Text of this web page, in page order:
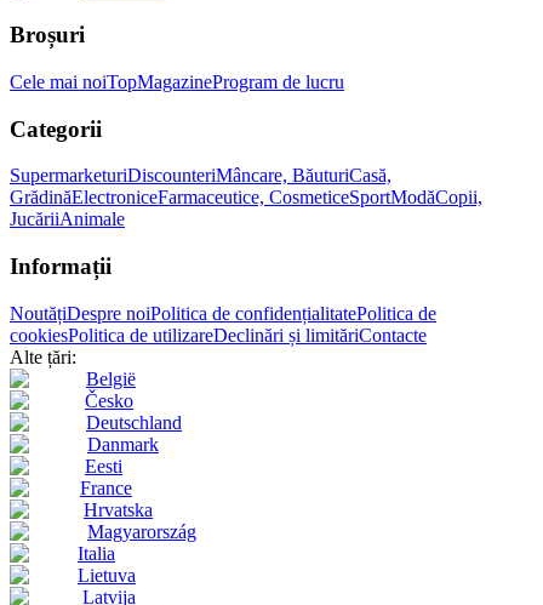
Broșuri
Cele mai noiTopMagazineProgram de lucru
Categorii
SupermarketuriDiscounteriMâncare, BăuturiCasă,
GrădinăElectroniceFarmaceutice, CosmeticeSportModăCopii,
JucăriiAnimale
Informații
NoutățiDespre noiPolitica de confidențialitatePolitica de
cookiesPolitica de utilizareDeclinări și limităriContacte
Alte țări:
België
Česko
Deutschland
Danmark
Eesti
France
Hrvatska
Magyarország
Italia
Lietuva
Latvija